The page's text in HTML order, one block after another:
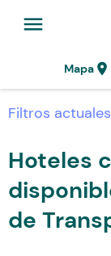
menu
Mapalocation_on
Filtros
Hoteles
de